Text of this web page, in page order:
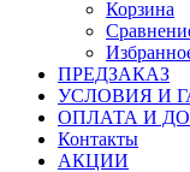
Корзина
ПРЕДЗАКАЗ
УСЛОВИЯ И
ОПЛАТА И
Контакты
АКЦИИ